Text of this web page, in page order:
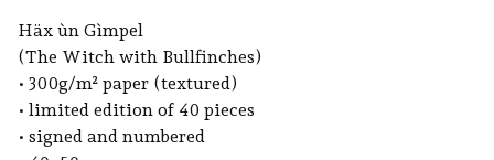
Häx ùn Gìmpel
(The Witch with Bullfinches)
• 300g/m² paper (textured)
• limited edition of 40 pieces
• signed and numbered